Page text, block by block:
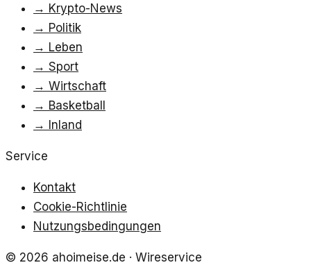
→ Krypto-News
→ Politik
→ Leben
→ Sport
→ Wirtschaft
→ Basketball
→ Inland
Service
Kontakt
Cookie-Richtlinie
Nutzungsbedingungen
© 2026 ahoimeise.de · Wireservice